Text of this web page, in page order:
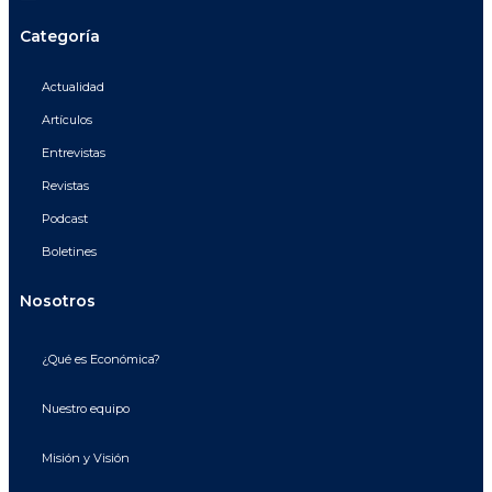
Categoría
Actualidad
Artículos
Entrevistas
Revistas
Podcast
Boletines
Nosotros
¿Qué es Económica?
Nuestro equipo
Misión y Visión